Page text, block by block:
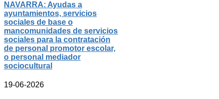
NAVARRA: Ayudas a
ayuntamientos, servicios
sociales de base o
mancomunidades de servicios
sociales para la contratación
de personal promotor escolar,
o personal mediador
sociocultural
19-06-2026